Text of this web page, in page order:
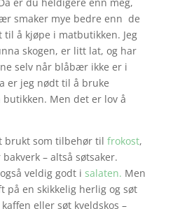
smaker mye bedre enn de
å kjøpe i matbutikken. Jeg
skogen, er litt lat, og har
selv når blåbær ikke er i
er jeg nødt til å bruke
Men det er lov å
brukt som tilbehør til frokost,
– altså søtsaker.
veldig godt i salaten. Men
på en skikkelig herlig og søt
eller søt kveldskos –